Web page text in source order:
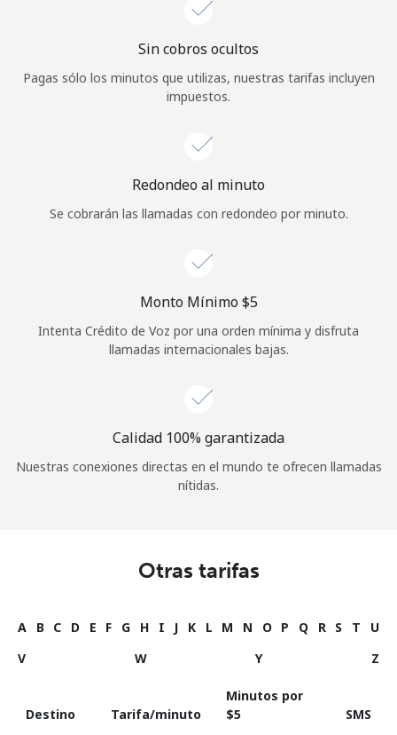
¿Olvidaste tu contraseña? →
Iniciar Sesión
Sin cobros ocultos
Pagas sólo los minutos que utilizas, nuestras tarifas incluyen
impuestos.
Redondeo al minuto
Se cobrarán las llamadas con redondeo por minuto.
Monto Mínimo ⁦$5⁩
Intenta Crédito de Voz por una orden mínima y disfruta
llamadas internacionales bajas.
Calidad 100% garantizada
Nuestras conexiones directas en el mundo te ofrecen llamadas
nítidas.
Otras tarifas
A B C D E F G H I J K L M N O P Q R S T
U
V
W Y Z
Destino Tarifa/minuto
Minutos por
⁦$5⁩
SMS